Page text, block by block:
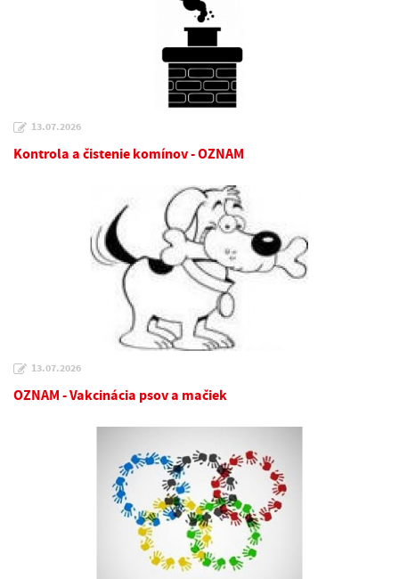
13.07.2026
Kontrola a čistenie komínov - OZNAM
13.07.2026
OZNAM - Vakcinácia psov a mačiek